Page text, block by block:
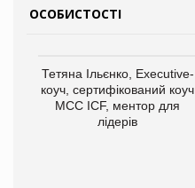
ОСОБИСТОСТІ
Тетяна Ільєнко, Executive-
коуч, сертифікований коуч
МСС ICF, ментор для
лідерів